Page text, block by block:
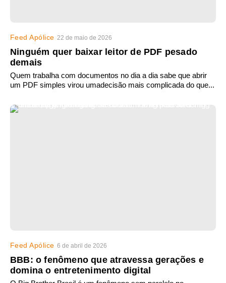
Feed Apólice 22 de maio de 2026
Ninguém quer baixar leitor de PDF pesado
demais
Quem trabalha com documentos no dia a dia sabe que abrir
um PDF simples virou umadecisão mais complicada do que...
Feed Apólice 6 de abril de 2026
BBB: o fenômeno que atravessa gerações e
domina o entretenimento digital